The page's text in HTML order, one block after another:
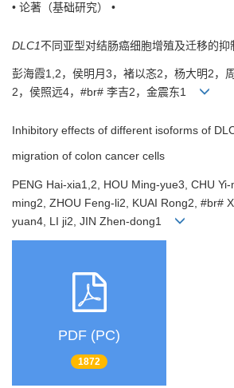
• 论著（基础研究） •
DLC1不同亚型对结肠癌细胞增殖及迁移的抑
彭海霞1,2，侯明月3，褚以忞2，杨大明2，
2，侯照远4，#br# 李吉2，金震东1
Inhibitory effects of different isoforms of
migration of colon cancer cells
PENG Hai-xia1,2, HOU Ming-yue3, CHU Yi-
ming2, ZHOU Feng-li2, KUAI Rong2, #br#
yuan4, LI ji2, JIN Zhen-dong1
PDF (PC)
1872